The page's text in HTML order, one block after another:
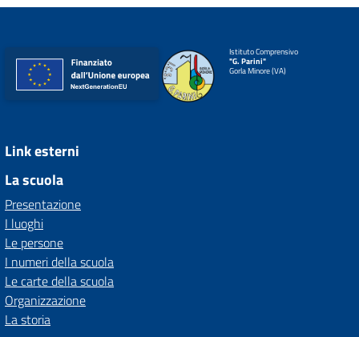
Istituto Comprensivo
"G. Parini"
Gorla Minore (VA)
Link esterni
La scuola
Presentazione
I luoghi
Le persone
I numeri della scuola
Le carte della scuola
Organizzazione
La storia